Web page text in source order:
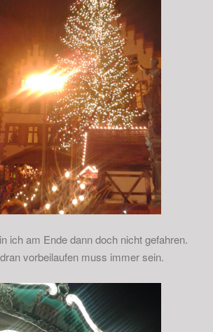
ich am Ende dann doch nicht gefahren.
vorbeilaufen muss immer sein.